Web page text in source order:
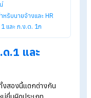
เพิ่มเติม
นมัติ
บาท/เดือน